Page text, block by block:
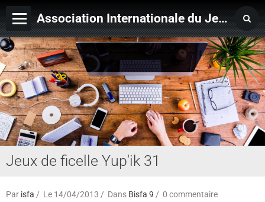
Association Internationale du Jeu de Ficelle
Page d'accueil
Derniers ajouts
Jeux de ficelle Yup'ik 31
Par isfa Le 14/04/2013 Dans Bisfa 9 0 commentaire